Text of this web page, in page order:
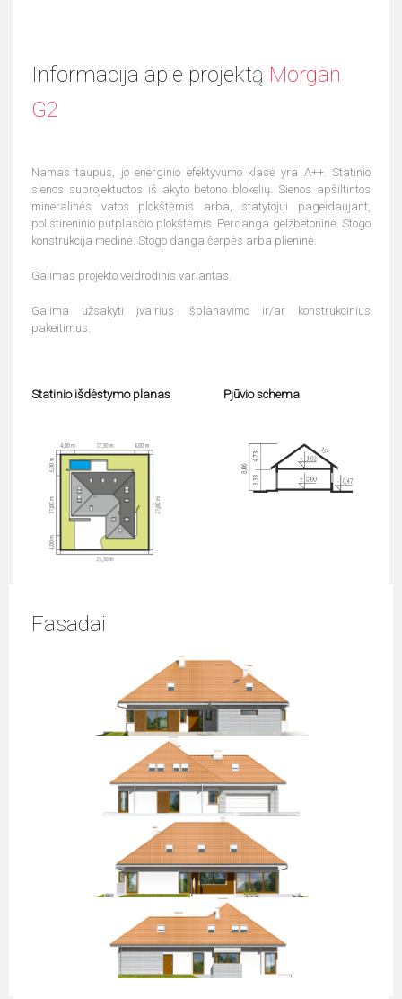
Informacija apie projektą Morgan
G2
Namas taupus, jo energinio efektyvumo klasė yra A++. Statinio
sienos suprojektuotos iš akyto betono blokelių. Sienos apšiltintos
mineralinės vatos plokštėmis arba, statytojui pageidaujant,
polistireninio putplasčio plokštėmis. Perdanga gelžbetoninė. Stogo
konstrukcija medinė. Stogo danga čerpės arba plieninė.
Galimas projekto veidrodinis variantas.
Galima užsakyti įvairius išplanavimo ir/ar konstrukcinius
pakeitimus.
Statinio išdėstymo planas Pjūvio schema
Fasadai